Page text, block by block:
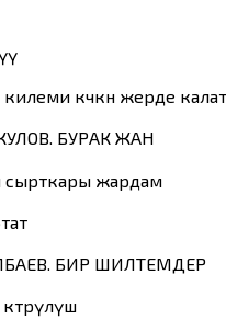
көчкөн жерде
БУРАК ЖАН
сырткары жардам
БИР ШИЛТЕМДЕР